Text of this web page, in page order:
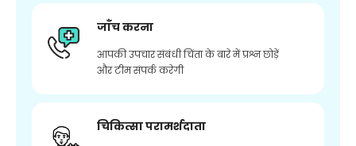
जाँच करना
आपकी उपचार संबंधी चिंता के बारे में प्रश्न छोड़ें
और टीम संपर्क करेगी
चिकित्सा परामर्शदाता